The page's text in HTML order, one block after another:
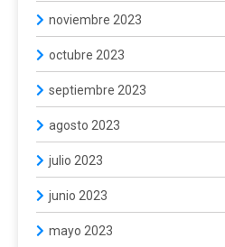
noviembre 2023
octubre 2023
septiembre 2023
agosto 2023
julio 2023
junio 2023
mayo 2023